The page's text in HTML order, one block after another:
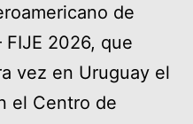
de
FIJE 2026, que
vez en Uruguay el
el Centro de